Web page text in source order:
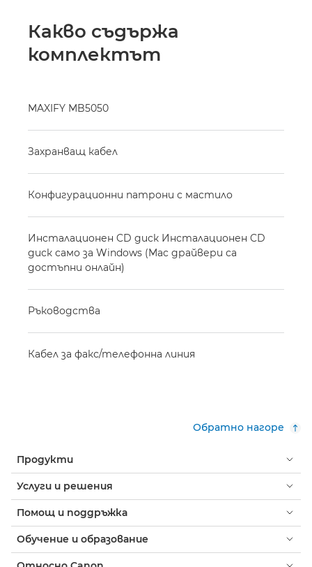
Какво съдържа
комплектът
MAXIFY MB5050
Захранващ кабел
Конфигурационни патрони с мастило
Инсталационен CD диск Инсталационен CD
диск само за Windows (Mac драйвери са
достъпни онлайн)
Ръководства
Кабел за факс/телефонна линия
Обратно нагоре
Продукти
Услуги и решения
Помощ и поддръжка
Обучение и образование